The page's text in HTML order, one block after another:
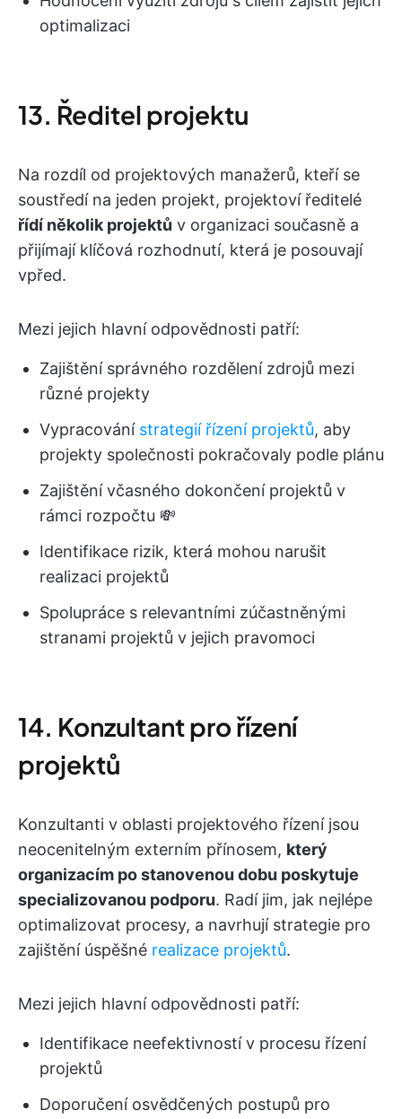
optimalizaci
13. Ředitel projektu
Na rozdíl od projektových manažerů, kteří se
soustředí na jeden projekt, projektoví ředitelé
řídí několik projektů v organizaci současně a
přijímají klíčová rozhodnutí, která je posouvají
vpřed.
Mezi jejich hlavní odpovědnosti patří:
Zajištění správného rozdělení zdrojů mezi
různé projekty
Vypracování strategií řízení projektů, aby
projekty společnosti pokračovaly podle plánu
Zajištění včasného dokončení projektů v
rámci rozpočtu 💸
Identifikace rizik, která mohou narušit
realizaci projektů
Spolupráce s relevantními zúčastněnými
stranami projektů v jejich pravomoci
14. Konzultant pro řízení
projektů
Konzultanti v oblasti projektového řízení jsou
neocenitelným externím přínosem, který
organizacím po stanovenou dobu poskytuje
specializovanou podporu. Radí jim, jak nejlépe
optimalizovat procesy, a navrhují strategie pro
zajištění úspěšné realizace projektů.
Mezi jejich hlavní odpovědnosti patří:
Identifikace neefektivností v procesu řízení
projektů
Doporučení osvědčených postupů pro